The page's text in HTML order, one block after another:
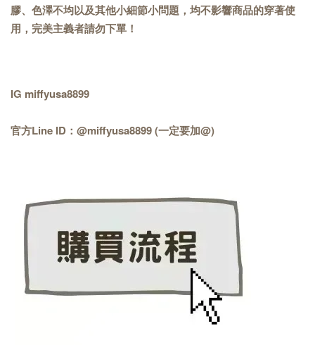
膠、色澤不均以及其他小細節小問題，均不影響商品的穿著使
用，完美主義者請勿下單！
IG miffyusa8899
官方Line ID：@miffyusa8899 (一定要加@)